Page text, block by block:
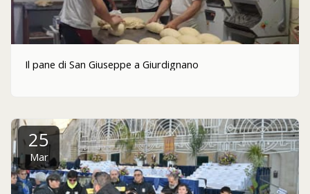
Il pane di San Giuseppe a Giurdignano
25
Mar